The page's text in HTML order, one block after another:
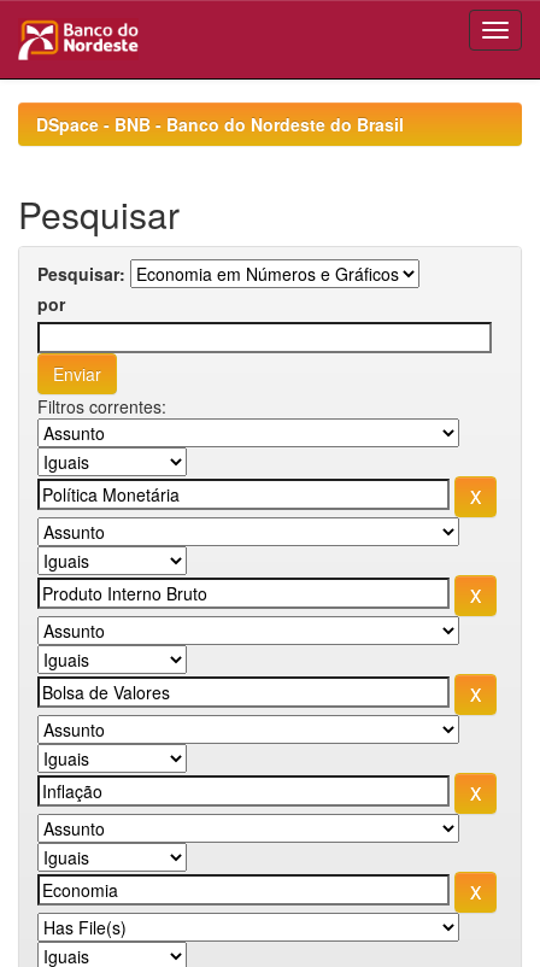
navigationDSpace - BNB - Banco do Nordeste do Brasil
Pesquisar
Pesquisar:
por
Filtros correntes: